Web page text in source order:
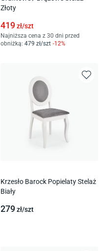
Złoty
419zł/szt
Najniższa cena z 30 dni przed
obniżką: 479 zł/szt -12%
Krzesło Barock Popielaty Stelaż
Biały
279zł/szt